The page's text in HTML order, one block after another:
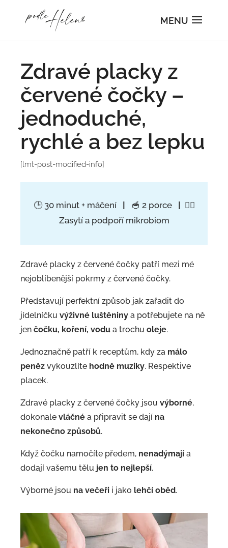
Zdravé placky z
červené čočky –
jednoduché,
rychlé a bez lepku
[lmt-post-modified-info]
🕒 30 minut + máčení 🥣 2 porce
👍🏻
Zasytí a podpoří mikrobiom
Zdravé placky z červené čočky patří mezi mé
nejoblíbenější pokrmy z červené čočky.
Představují perfektní způsob jak zařadit do
jídelníčku výživné luštěniny a potřebujete na ně
jen čočku, koření, vodu a trochu oleje.
Jednoznačně patří k receptům, kdy za málo
peněz vykouzlíte hodně muziky. Respektive
placek.
Zdravé placky z červené čočky jsou výborné,
dokonale vláčné a připravit se dají na
nekonečno způsobů.
Když čočku namočíte předem, nenadýmají a
dodají vašemu tělu jen to nejlepší.
Výborné jsou na večeři i jako lehčí oběd.